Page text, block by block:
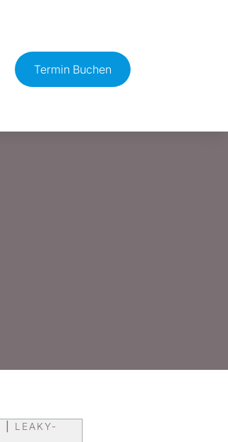
Termin Buchen
LEAKY-